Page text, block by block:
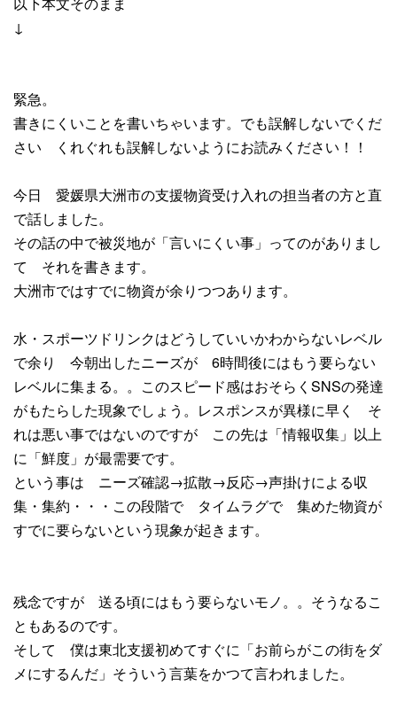
↓
緊急。
書きにくいことを書いちゃいます。でも誤解しないでくだ
さい くれぐれも誤解しないようにお読みください！！
今日 愛媛県大洲市の支援物資受け入れの担当者の方と直
で話しました。
その話の中で被災地が「言いにくい事」ってのがありまし
て それを書きます。
大洲市ではすでに物資が余りつつあります。
水・スポーツドリンクはどうしていいかわからないレベル
で余り 今朝出したニーズが 6時間後にはもう要らない
レベルに集まる。。このスピード感はおそらくSNSの発達
がもたらした現象でしょう。レスポンスが異様に早く そ
れは悪い事ではないのですが この先は「情報収集」以上
に「鮮度」が最需要です。
という事は ニーズ確認→拡散→反応→声掛けによる収
集・集約・・・この段階で タイムラグで 集めた物資が
すでに要らないという現象が起きます。
残念ですが 送る頃にはもう要らないモノ。。そうなるこ
ともあるのです。
そして 僕は東北支援初めてすぐに「お前らがこの街をダ
メにするんだ」そういう言葉をかつて言われました。